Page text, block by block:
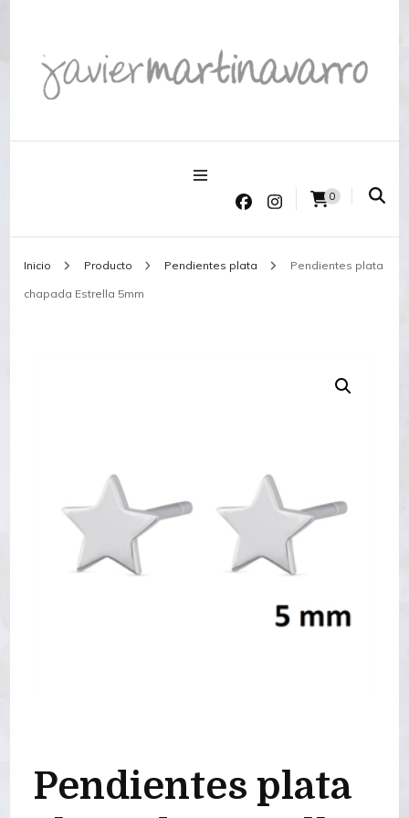
Joyería Javier Martinavarro
0
Inicio Producto Pendientes plata Pendientes plata
chapada Estrella 5mm
Pendientes plata